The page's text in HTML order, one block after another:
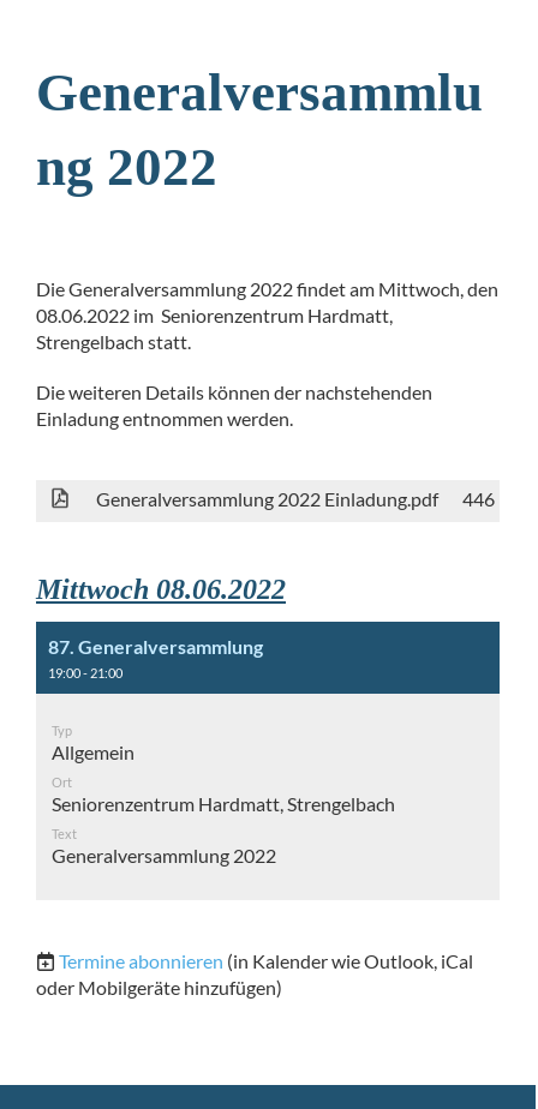
Generalversammlu
ng 2022
Die Generalversammlung 2022 findet am Mittwoch, den
08.06.2022 im Seniorenzentrum Hardmatt,
Strengelbach statt.
Die weiteren Details können der nachstehenden
Einladung entnommen werden.
Generalversammlung 2022 Einladung.pdf 446 KB
Mittwoch 08.06.2022
87. Generalversammlung
19:00 - 21:00
Typ
Allgemein
Ort
Seniorenzentrum Hardmatt, Strengelbach
Text
Generalversammlung 2022
Termine abonnieren (in Kalender wie Outlook, iCal
oder Mobilgeräte hinzufügen)